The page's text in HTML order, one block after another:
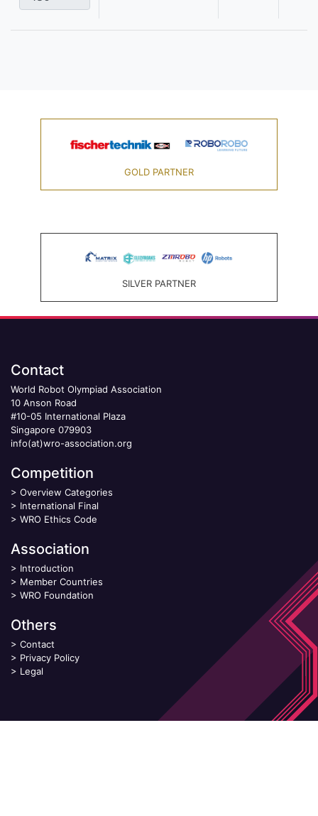
GOLD PARTNER
SILVER PARTNER
Contact
World Robot Olympiad Association
10 Anson Road
#10-05 International Plaza
Singapore 079903
info(at)wro-association.org
Competition
> Overview Categories
> International Final
> WRO Ethics Code
Association
> Introduction
> Member Countries
> WRO Foundation
Others
> Contact
> Privacy Policy
> Legal